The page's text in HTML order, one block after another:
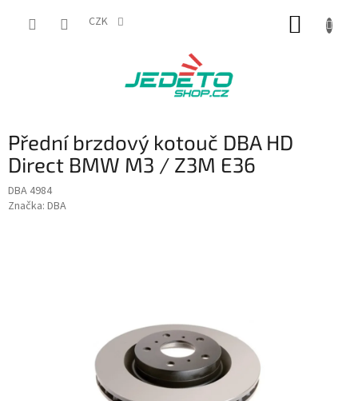
CZK
Přední brzdový kotouč DBA HD
Direct BMW M3 / Z3M E36
DBA 4984
Značka: DBA